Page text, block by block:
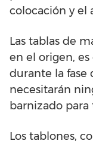
colocación y el
Las tablas de
en el origen,
durante la fase
necesitarán
barnizado
Los tablones,